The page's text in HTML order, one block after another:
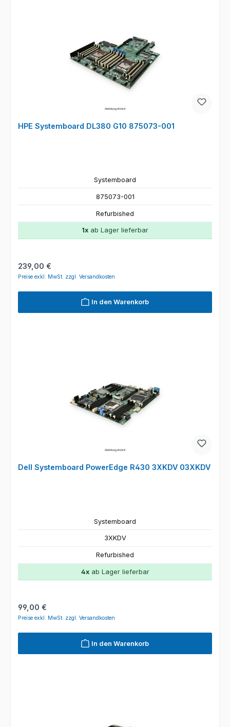
HPE Systemboard DL380 G10 875073-001
Systemboard
875073-001
Refurbished
1x ab Lager lieferbar
Regulärer Preis:
239,00 €
Preise exkl. MwSt. zzgl. Versandkosten
In den Warenkorb
Dell Systemboard PowerEdge R430 3XKDV 03XKDV
Systemboard
3XKDV
Refurbished
4xab Lager lieferbar
Regulärer Preis:
99,00 €
Preise exkl. MwSt. zzgl. Versandkosten
In den Warenkorb